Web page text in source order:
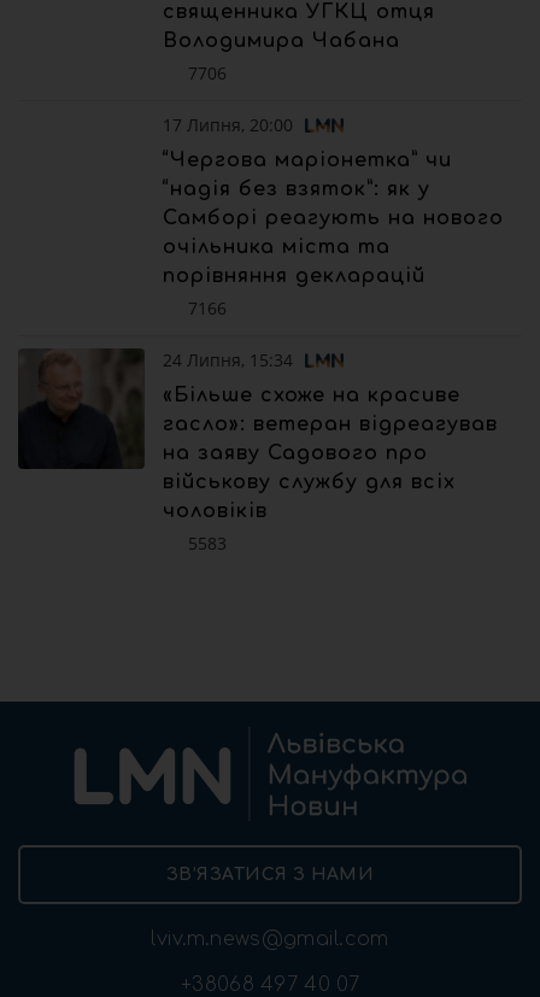
священника УГКЦ отця
Володимира Чабана
7706
17 Липня, 20:00
“Чергова маріонетка” чи
“надія без взяток”: як у
Самборі реагують на нового
очільника міста та
порівняння декларацій
7166
24 Липня, 15:34
«Більше схоже на красиве
гасло»: ветеран відреагував
на заяву Садового про
військову службу для всіх
чоловіків
5583
ЗВ’ЯЗАТИСЯ З НАМИ
lviv.m.news@gmail.com
+38068 497 40 07